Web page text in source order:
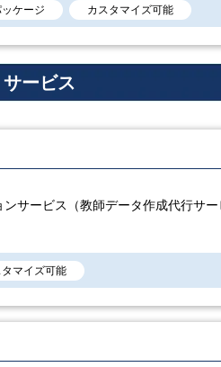
ケージ カスタマイズ可能
ービス
サービス（教師データ作成代行サー
マイズ可能